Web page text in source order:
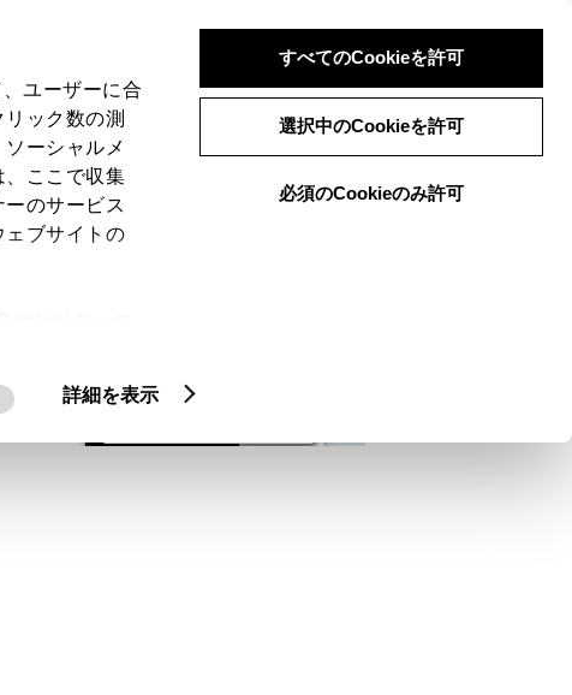
ユーザーに合
ック数の測
ーシャルメ
ここで収集
のサービス
ブサイトの
詳細を表示
すべてのCookieを許可
選択中のCookieを許可
必須のCookieのみ許可
ログイン 検索 メニュー
メニュー